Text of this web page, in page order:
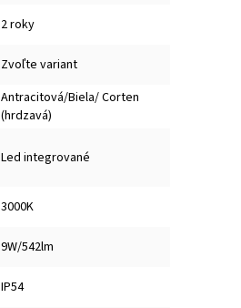
2 roky
Zvoľte variant
Antracitová/Biela/ Corten
(hrdzavá)
Led integrované
3000K
9W/542lm
IP54